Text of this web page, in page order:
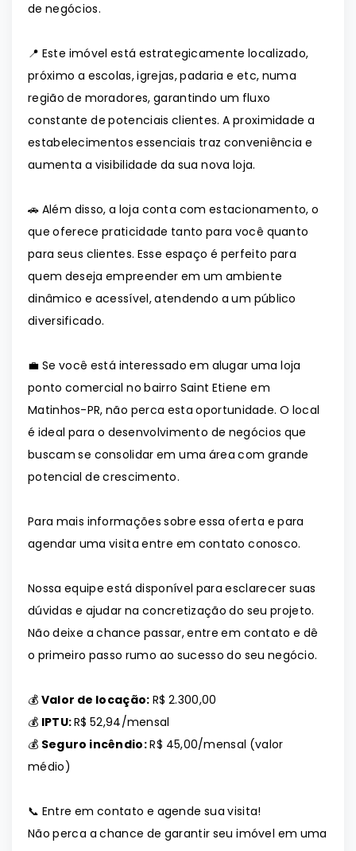
de negócios.
📍 Este imóvel está estrategicamente localizado,
próximo a escolas, igrejas, padaria e etc, numa
região de moradores, garantindo um fluxo
constante de potenciais clientes. A proximidade a
estabelecimentos essenciais traz conveniência e
aumenta a visibilidade da sua nova loja.
🚗 Além disso, a loja conta com estacionamento, o
que oferece praticidade tanto para você quanto
para seus clientes. Esse espaço é perfeito para
quem deseja empreender em um ambiente
dinâmico e acessível, atendendo a um público
diversificado.
💼 Se você está interessado em alugar uma loja
ponto comercial no bairro Saint Etiene em
Matinhos-PR, não perca esta oportunidade. O local
é ideal para o desenvolvimento de negócios que
buscam se consolidar em uma área com grande
potencial de crescimento.
Para mais informações sobre essa oferta e para
agendar uma visita entre em contato conosco.
Nossa equipe está disponível para esclarecer suas
dúvidas e ajudar na concretização do seu projeto.
Não deixe a chance passar, entre em contato e dê
o primeiro passo rumo ao sucesso do seu negócio.
💰 Valor de locação: R$ 2.300,00
💰 IPTU:R$ 52,94/mensal
💰 Seguro incêndio:R$ 45,00/mensal (valor
médio)
📞 Entre em contato e agende sua visita!
Não perca a chance de garantir seu imóvel em uma